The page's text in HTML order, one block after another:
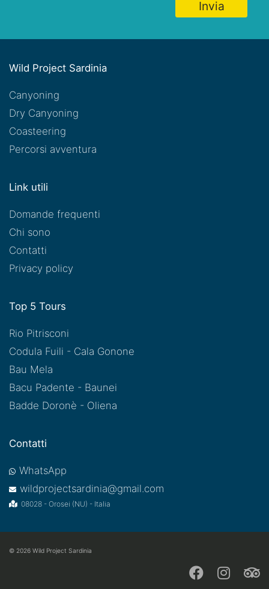
Invia
Wild Project Sardinia
Canyoning
Dry Canyoning
Coasteering
Percorsi avventura
Link utili
Domande frequenti
Chi sono
Contatti
Privacy policy
Top 5 Tours
Rio Pitrisconi
Codula Fuili - Cala Gonone
Bau Mela
Bacu Padente - Baunei
Badde Doronè - Oliena
Contatti
WhatsApp
wildprojectsardinia@gmail.com
08028 - Orosei (NU) - Italia
© 2026 Wild Project Sardinia